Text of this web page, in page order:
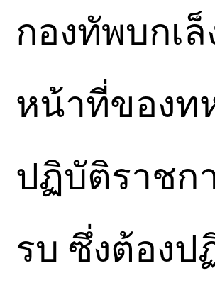
กองทัพบกเ
หน้าที่ของท
ปฏิบัติราชก
รบ ซึ่งต้อง